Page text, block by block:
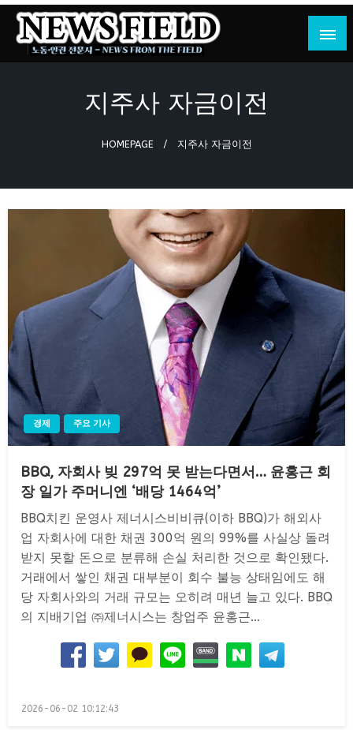
Skip
content
뉴스필드
노동·인권 전문지
지주사 자금이전
HOMEPAGE 지주사 자금이전
경제 주요 기사
BBQ, 자회사 빚 297억 못 받는다면서… 윤홍근 회
장 일가 주머니엔 ‘배당 1464억’
BBQ치킨 운영사 제너시스비비큐(이하 BBQ)가 해외사
업 자회사에 대한 채권 300억 원의 99%를 사실상 돌려
받지 못할 돈으로 분류해 손실 처리한 것으로 확인됐다.
거래에서 쌓인 채권 대부분이 회수 불능 상태임에도 해
당 자회사와의 거래 규모는 오히려 매년 늘고 있다. BBQ
의 지배기업 ㈜제너시스는 창업주 윤홍근…
Posted
2026-06-02 10:12:43